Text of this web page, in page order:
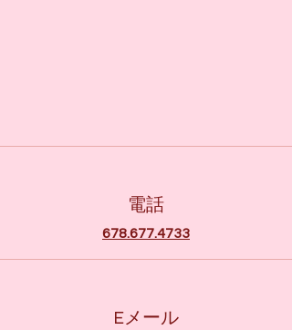
電話
678.677.4733
Eメール